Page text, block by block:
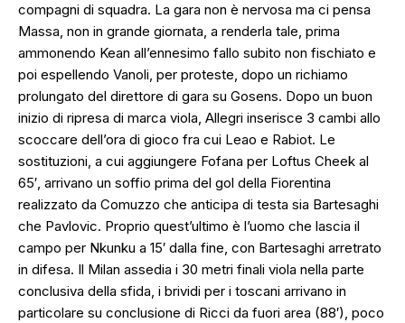
compagni di squadra. La gara non è nervosa ma ci pensa
Massa, non in grande giornata, a renderla tale, prima
ammonendo Kean all’ennesimo fallo subito non fischiato e
poi espellendo Vanoli, per proteste, dopo un richiamo
prolungato del direttore di gara su Gosens. Dopo un buon
inizio di ripresa di marca viola, Allegri inserisce 3 cambi allo
scoccare dell’ora di gioco fra cui Leao e Rabiot. Le
sostituzioni, a cui aggiungere Fofana per Loftus Cheek al
65′, arrivano un soffio prima del gol della Fiorentina
realizzato da Comuzzo che anticipa di testa sia Bartesaghi
che Pavlovic. Proprio quest’ultimo è l’uomo che lascia il
campo per Nkunku a 15′ dalla fine, con Bartesaghi arretrato
in difesa. Il Milan assedia i 30 metri finali viola nella parte
conclusiva della sfida, i brividi per i toscani arrivano in
particolare su conclusione di Ricci da fuori area (88′), poco